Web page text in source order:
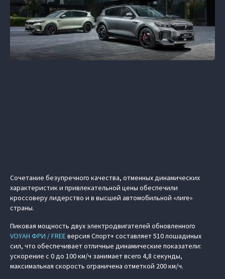
Сочетание безупречного качества, отменных динамических
характеристик и привлекательной цены обеспечили
кроссоверу лидерство и в высшей автомобильной «лиге»
страны.
Пиковая мощность двух электродвигателей обновленного
VOYAH ФРИ / FREEверсия Спорт+ составляет 510 лошадиных
сил, что обеспечивает отличные динамические показатели:
ускорение с 0 до 100 км/ч занимает всего 4,8 секунды,
максимальная скорость ограничена отметкой 200 км/ч.